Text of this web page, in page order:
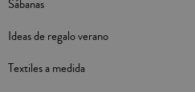
Sábanas
Ideas de regalo verano
Textiles a medida